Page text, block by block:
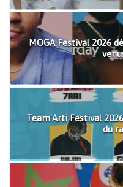
MOGA Festival 2026
Team'Arti Festival
du